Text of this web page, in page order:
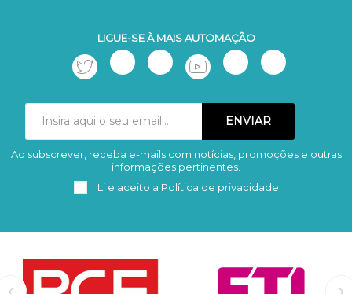
LIGUE-SE À MAIS AUTOMAÇÃO
Subscrever Remover
Ao subscrever, receba e-mails com notícias, promoções e outras
informações pertinentes.
Li e aceito a Política de privacidade